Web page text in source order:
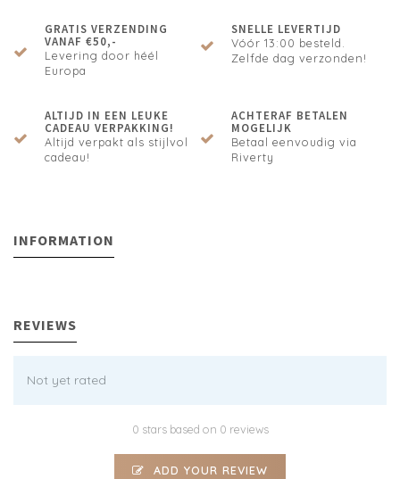
GRATIS VERZENDING
VANAF €50,-
Levering door héél
Europa
SNELLE LEVERTIJD
Vóór 13:00 besteld.
Zelfde dag verzonden!
ALTIJD IN EEN LEUKE
CADEAU VERPAKKING!
Altijd verpakt als stijlvol
cadeau!
ACHTERAF BETALEN
MOGELIJK
Betaal eenvoudig via
Riverty
INFORMATION
REVIEWS
Not yet rated
0 stars based on 0 reviews
ADD YOUR REVIEW